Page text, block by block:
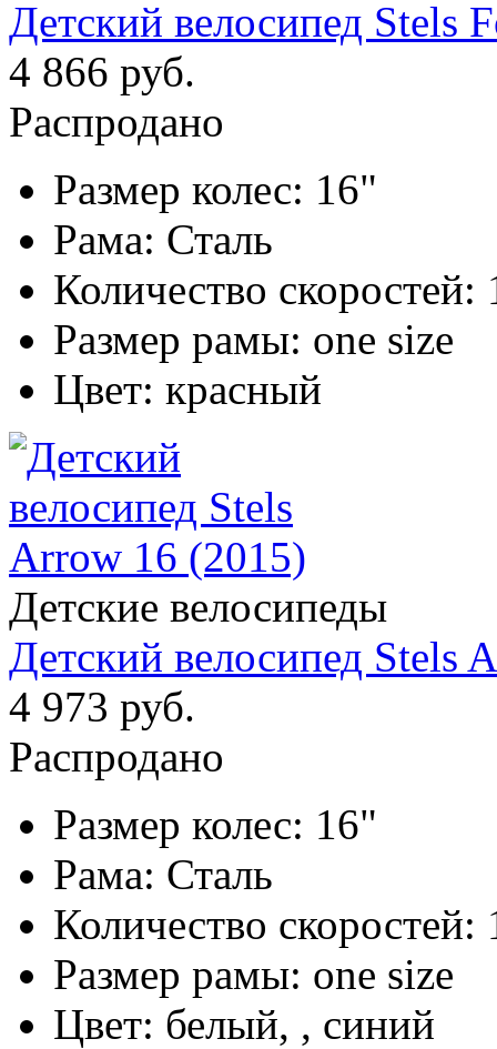
Детский велосипед Stels
4 866 руб.
Распродано
Размер колес: 16"
Рама: Сталь
Количество скоростей:
Размер рамы: one size
Цвет: красный
Детские велосипеды
Детский велосипед Stels
4 973 руб.
Распродано
Размер колес: 16"
Рама: Сталь
Количество скоростей:
Размер рамы: one size
Цвет: белый, , синий